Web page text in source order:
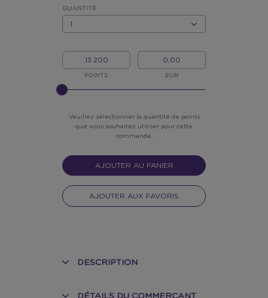
QUANTITÉ
MON/MA
POINTS
MON
ARGENT
EUR
?
Veuillez sélectionner la quantité de points
que vous souhaitez utiliser pour cette
commande.
AJOUTER AU PANIER
AJOUTER AUX FAVORIS
DESCRIPTION
DÉTAILS DU COMMERÇANT